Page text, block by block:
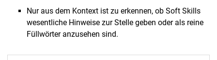
Nur aus dem Kontext ist zu erkennen, ob Soft Skills
wesentliche Hinweise zur Stelle geben oder als reine
Füllwörter anzusehen sind.